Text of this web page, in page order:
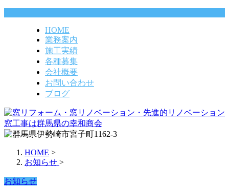
HOME
業務案内
施工実績
各種募集
会社概要
お問い合わせ
ブログ
HOME >
お知らせ >
お知らせ